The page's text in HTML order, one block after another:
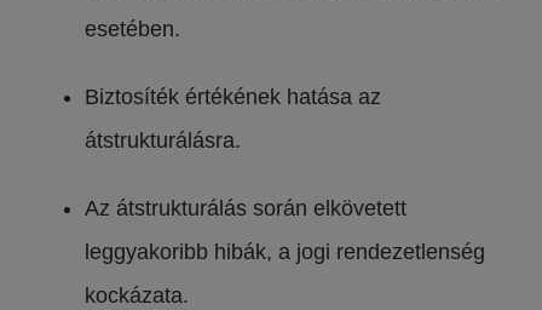
esetében.
Biztosíték értékének hatása az
átstrukturálásra.
Az átstrukturálás során elkövetett
leggyakoribb hibák, a jogi rendezetlenség
kockázata.